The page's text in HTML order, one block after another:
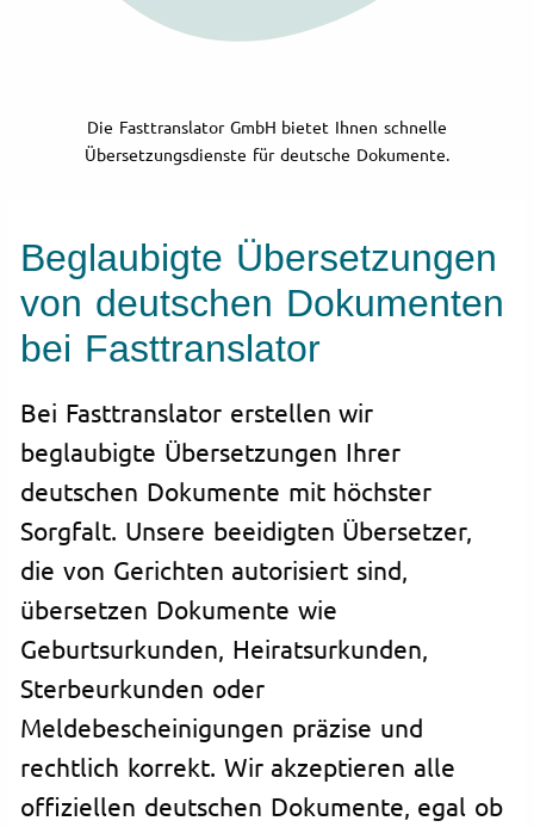
Die Fasttranslator GmbH bietet Ihnen schnelle
Übersetzungsdienste für deutsche Dokumente.
Beglaubigte Übersetzungen
von deutschen Dokumenten
bei Fasttranslator
Bei Fasttranslator erstellen wir
beglaubigte Übersetzungen Ihrer
deutschen Dokumente mit höchster
Sorgfalt. Unsere beeidigten Übersetzer,
die von Gerichten autorisiert sind,
übersetzen Dokumente wie
Geburtsurkunden, Heiratsurkunden,
Sterbeurkunden oder
Meldebescheinigungen präzise und
rechtlich korrekt. Wir akzeptieren alle
offiziellen deutschen Dokumente, egal ob